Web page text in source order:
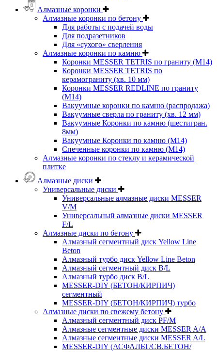
Алмазные коронки
Алмазные коронки по бетону
Для работы с подачей воды
Для подразетников
Для «сухого» сверления
Алмазные коронки по камню
Коронки MESSER TETRIS по граниту (М14)
Коронки MESSER TETRIS по
керамограниту (хв. 10 мм)
Коронки MESSER REDLINE по граниту
(М14)
Вакуумные коронки по камню (распродажа)
Вакуумные сверла по граниту (хв. 12 мм)
Вакуумные Коронки по камню (шестигран.
8мм)
Вакуумные Коронки по камню (M14)
Спеченные коронки по камню (M14)
Алмазные коронки по стеклу и керамической
плитке
Алмазные диски
Универсальные диски
Универсальные алмазные диски MESSER
V/M
Универсальный алмазные диски MESSER
F/L
Алмазные диски по бетону
Алмазный сегментный диск Yellow Line
Beton
Алмазный турбо диск Yellow Line Beton
Алмазный сегментный диск B/L
Алмазный турбо диск B/L
MESSER-DIY (БЕТОН/КИРПИЧ)
сегментный
MESSER-DIY (БЕТОН/КИРПИЧ) турбо
Алмазные диски по свежему бетону
Алмазный сегментный диск PF/M
Алмазные сегментные диски MESSER A/A
Алмазные сегментные диски MESSER A/L
MESSER-DIY (АСФАЛЬТ/СВ.БЕТОН/